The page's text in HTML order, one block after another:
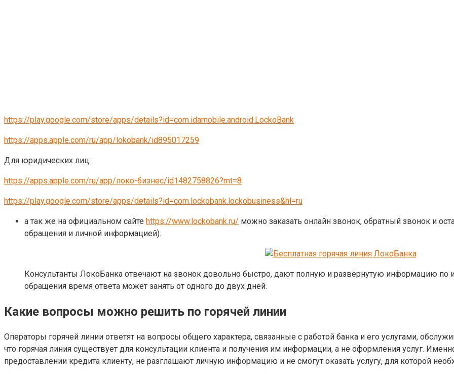
https://play.google.com/store/apps/details?id=com.idamobile.android.LockoBank
https://apps.apple.com/ru/app/lokobank/id895017259
Для юридических лиц:
https://apps.apple.com/ru/app/локо-бизнес/id1482758826?mt=8
https://play.google.com/store/apps/details?id=com.lockobank.lockobusiness&hl=ru
а так же на официальном сайте https://www.lockobank.ru/ можно заказать онлайн звонок, обратный звонок и
обращения и личной информацией).
Консультанты ЛокоБанка отвечают на звонок довольно быстро, дают полную и развёрнутую информацию по
обращения время ответа может занять от одного до двух дней.
Какие вопросы можно решить по горячей линии
Операторы горячей линии ответят на вопросы общего характера, связанные с работой банка и его услугами,
что горячая линия существует для консультации клиента и получения им информации, а не оформления услуг.
предоставлении кредита клиенту, не разглашают личную информацию и не смогут оказать услугу, для которой